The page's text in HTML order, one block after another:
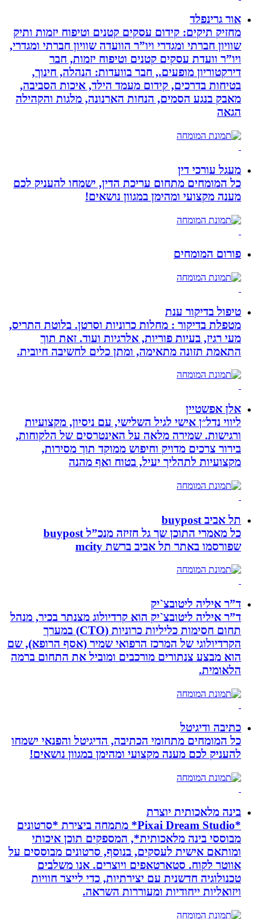
אור גרינפלד
מחזיק תיקים: קידום עסקים קטנים וטיפוח יזמות ותיק
שוויון חברתי ומגדרי ויו”ר הוועדה שוויון חברתי ומגדרי,
ויו”ר וועדת עסקים קטנים וטיפוח יזמות, חבר
דירקטוריון מופעים., חבר בוועדות: הנהלה, חינוך,
בטיחות בדרכים, קידום מעמד הילד, איכות הסביבה,
מאבק בנגע הסמים, הנחות הארנונה, מלגות והקהילה
מעגל עורכי דין
כל המומחים מתחום עריכת הדין, ישמחו להעניק לכם
מענה מקצועי ומהימן במגוון נושאים!
פורום המומחים
טיפול בדיקור ענת
מטפלת בדיקור : מחלות כרוניות וסרטן. בלוטת התריס,
מעי רגיז, בעיות פוריות, אלרגיות ועוד. זאת תוך
התאמת תזונה מתאימה, ומתן כלים לחשיבה חיובית.
אלן אפשטיין
ליווי נדל״ן אישי לגיל השלישי, עם ניסיון, מקצועיות
ורגישות. שמירה מלאה על האינטרסים של הלקוחות,
בירור צרכים מדויק וחיפוש ממוקד תוך מסירות,
מקצועיות לתהליך יעיל, בטוח ואף מהנה
תל אביב buypost
כל מאמרי התוכן שך גל חזיזה מנכ”ל buypost
שפורסמו באתר תל אביב ברשת mcity
ד”ר איליה ליטובצ`יק
ד”ר איליה ליטובצ`יק הוא קרדיולוג מצנתר בכיר, מנהל
תחום חסימות כליליות כרוניות (CTO) במערך
הקרדיולוגי של המרכז הרפואי שמיר (אסף הרופא), שם
הוא מבצע צנתורים מורכבים ומוביל את התחום ברמה
הלאומית.
כתיבה ודיגיטל
כל המומחים מתחומי הכתיבה, הדיגיטל והפנאי ישמחו
להעניק לכם מענה מקצועי ומהימן במגוון נושאים!
בינה מלאכותית יוצרת
*Pixai Dream Studio* מתמחה ביצירת *סרטונים
מבוססי בינה מלאכותית*, המספקים תוכן איכותי
ומותאם אישית לעסקים, בנוסף, סרטונים מבוססים על
אווטר לקוח. סטארטאפים ויוצרים. אנו משלבים
טכנולוגיה חדשנית עם יצירתיות, כדי לייצר חוויות
ויזואליות ייחודיות ומעוררות השראה.